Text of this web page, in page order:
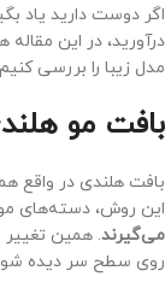
اگر دوست دارید یاد
درآورید، در این
مدل زیبا را بررسی
بافت مو
بافت هلندی در واقع
این روش، دسته‌های مو
می‌گیرند. همین
روی سطح سر دیده